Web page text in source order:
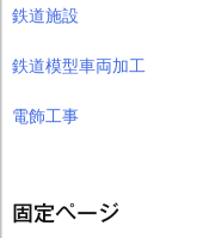
鉄道施設
鉄道模型車両加工
電飾工事
固定ページ